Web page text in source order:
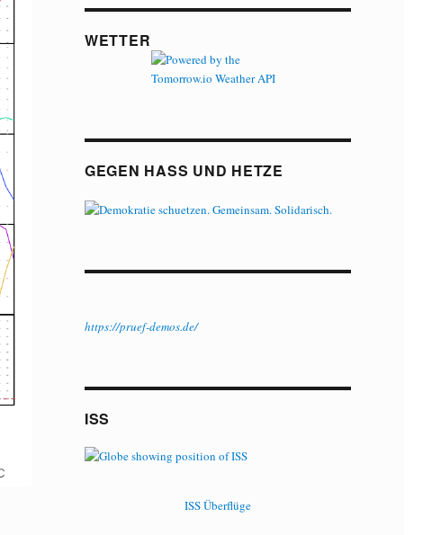
WETTER
GEGEN HASS UND HETZE
https://pruef-demos.de/
ISS
ISS Überflüge